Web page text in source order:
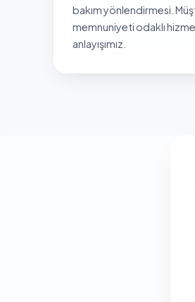
bakım yönlendirmesi.
memnuniyeti odaklı
anlayışımız.